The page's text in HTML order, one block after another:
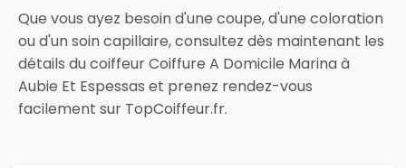
Que vous ayez besoin d'une coupe, d'une coloration
ou d'un soin capillaire, consultez dès maintenant les
détails du coiffeur Coiffure A Domicile Marina à
Aubie Et Espessas et prenez rendez-vous
facilement sur TopCoiffeur.fr.